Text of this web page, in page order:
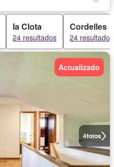
la Clota
24 resultados
Cordelles
24 resultados
4fotos
Actualizado